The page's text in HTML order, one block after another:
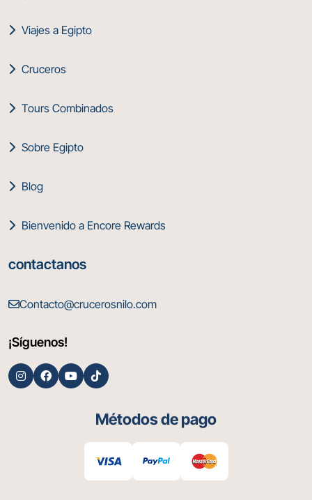
Viajes a Egipto
Cruceros
Tours Combinados
Sobre Egipto
Blog
Bienvenido a Encore Rewards
contactanos
Contacto@crucerosnilo.com
¡Síguenos!
Métodos de pago